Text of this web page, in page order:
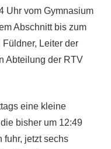
Uhr vom Gymnasium
Abschnitt bis zum
Leiter der
Abteilung der RTV
eine kleine
bisher um 12:49
fuhr, jetzt sechs